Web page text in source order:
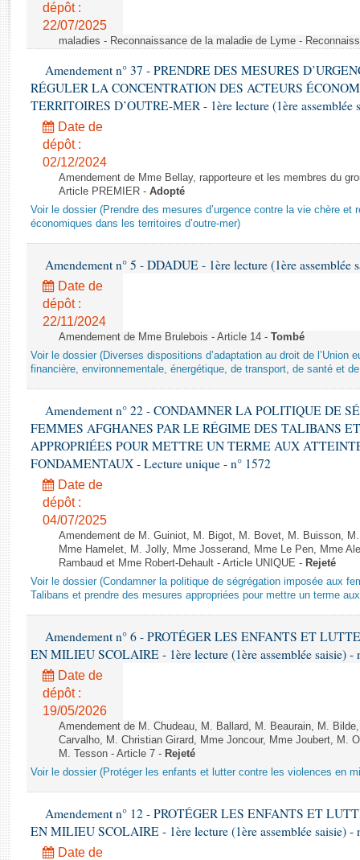
Rapports législatifs
Dossiers législatifs
Budget et sécurité sociale
Questions écrites et orales
Comptes rendus des débats
dépôt :
22/07/2025
maladies - Reconnaissance de la maladie de Lyme -
Amendement n° 37 - PRENDRE DES MESURES
RÉGULER LA CONCENTRATION DES ACTEURS
TERRITOIRES D’OUTRE-MER - 1ère lecture (1ère assemblée
Date de
dépôt :
02/12/2024
Amendement de Mme Bellay, rapporteure et les membres du
Article PREMIER - Adopté
Voir le dossier (Prendre des mesures d’urgence contre la vie chère et
économiques dans les territoires d’outre-mer)
Amendement n° 5 - DDADUE - 1ère lecture (1ère assemblée
Date de
dépôt :
22/11/2024
Amendement de Mme Brulebois - Article 14 - Tombé
Voir le dossier (Diverses dispositions d’adaptation au droit de l’Union
financière, environnementale, énergétique, de transport, de santé et
Amendement n° 22 - CONDAMNER LA POLITIQUE DE
FEMMES AFGHANES PAR LE RÉGIME DES TALIBANS
APPROPRIÉES POUR METTRE UN TERME AUX
FONDAMENTAUX - Lecture unique - n° 1572
Date de
dépôt :
04/07/2025
Amendement de M. Guiniot, M. Bigot, M. Bovet, M. Buisson,
Mme Hamelet, M. Jolly, Mme Josserand, Mme Le Pen, Mme
Rambaud et Mme Robert-Dehault - Article UNIQUE - Rejeté
Voir le dossier (Condamner la politique de ségrégation imposée aux
Talibans et prendre des mesures appropriées pour mettre un terme
Amendement n° 6 - PROTÉGER LES ENFANTS ET
EN MILIEU SCOLAIRE - 1ère lecture (1ère assemblée saisie) -
Date de
dépôt :
19/05/2026
Amendement de M. Chudeau, M. Ballard, M. Beaurain, M.
Carvalho, M. Christian Girard, Mme Joncour, Mme Joubert, M.
M. Tesson - Article 7 - Rejeté
Voir le dossier (Protéger les enfants et lutter contre les violences en
Amendement n° 12 - PROTÉGER LES ENFANTS ET
EN MILIEU SCOLAIRE - 1ère lecture (1ère assemblée saisie) -
Date de